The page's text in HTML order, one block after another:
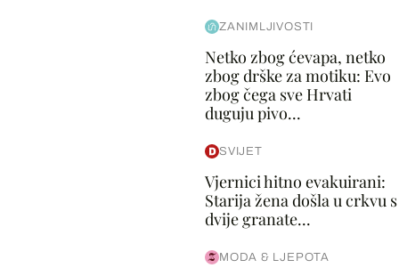
ZANIMLJIVOSTI
Netko zbog ćevapa, netko
zbog drške za motiku: Evo
zbog čega sve Hrvati
duguju pivo...
SVIJET
Vjernici hitno evakuirani:
Starija žena došla u crkvu s
dvije granate...
MODA & LJEPOTA